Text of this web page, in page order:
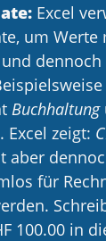
Excel
um Werte
Buchhaltung
Excel zeigt:
aber
für
100.00 in